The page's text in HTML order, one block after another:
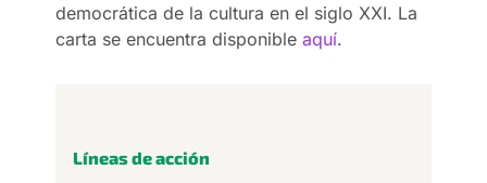
democrática de la cultura en el siglo XXI. La
carta se encuentra disponibleaquí.
Líneas de acción